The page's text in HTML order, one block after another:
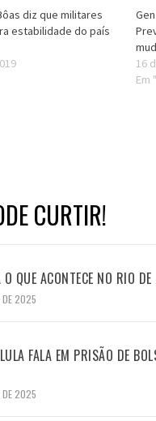
diz que militares
estabilidade do país
16
Em
CURTIR!
QUE ACONTECE NO RIO DE
DE 2025
FALA EM PRISÃO DE
DE 2025